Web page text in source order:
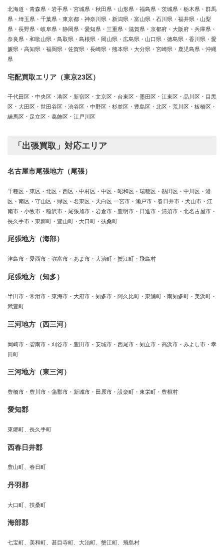
北海道・青森県・岩手県・宮城県・秋田県・山形県・福島県・茨城県・栃木県・群馬
県・埼玉県・千葉県・東京都・神奈川県・新潟県・富山県・石川県・福井県・山梨
県・長野県・岐阜県・静岡県・愛知県・三重県・滋賀県・京都府・大阪府・兵庫県・
奈良県・和歌山県・鳥取県・島根県・岡山県・広島県・山口県・徳島県・香川県・愛
媛県・高知県・福岡県・佐賀県・長崎県・熊本県・大分県・宮崎県・鹿児島県・沖縄
県
宅配買取エリア（東京23区）
千代田区・中央区・港区・新宿区・文京区・台東区・墨田区・江東区・品川区・目黒
区・大田区・世田谷区・渋谷区・中野区・杉並区・豊島区・北区・荒川区・板橋区・
練馬区・足立区・葛飾区・江戸川区
「出張買取」対応エリア
名古屋市尾張地方（尾張）
千種区・東区・北区・西区・中村区・中区・昭和区・瑞穂区・熱田区・中川区・港
区・南区・守山区・緑区・名東区・天白区 一宮市・瀬戸市・春日井市・犬山市・江
南市・小牧市・稲沢市・尾張旭市・岩倉市・豊明市・日進市・清須市・北名古屋市・
長久手市・東郷町・豊山町・大口町・扶桑町
尾張地方（海部）
津島市・愛西市・弥富市・あま市・大治町・蟹江町・飛島村
尾張地方（知多）
半田市・常滑市・東海市・大府市・知多市・阿久比町・東浦町・南知多町・美浜町・
武豊町
三河地方（西三河）
岡崎市・碧南市・刈谷市・豊田市・安城市・西尾市・知立市・高浜市・みよし市・幸
田町
三河地方（東三河）
豊橋市・豊川市・蒲郡市・新城市・田原市・設楽町・東栄町・豊根村
愛知郡
東郷町、長久手町
西春日井郡
豊山町、春日町
丹羽郡
大口町、扶桑町
海部郡
七宝町、美和町、甚目寺町、大治町、蟹江町、飛島村